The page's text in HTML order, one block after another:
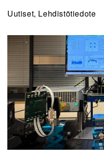
Uutiset, Lehdistötiedote